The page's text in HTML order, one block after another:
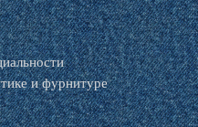
и фурнитуре